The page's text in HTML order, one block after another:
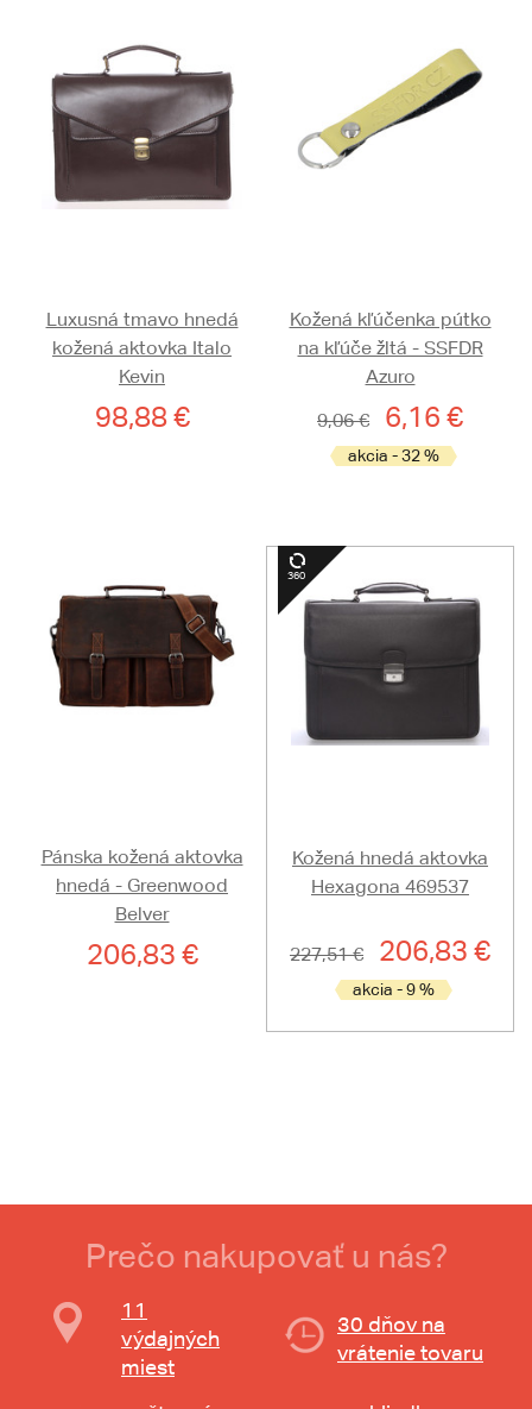
Luxusná tmavo hnedá
kožená aktovka Italo
Kevin
98,88 €
Kožená kľúčenka pútko
na kľúče žltá - SSFDR
Azuro
9,06 €
6,16 €
akcia - 32 %
Pánska kožená aktovka
hnedá - Greenwood
Belver
206,83 €
Kožená hnedá aktovka
Hexagona 469537
227,51 € 206,83 €
akcia - 9 %
Prečo nakupovať u nás?
11
výdajných
miest
30 dňov na
vrátenie tovaru